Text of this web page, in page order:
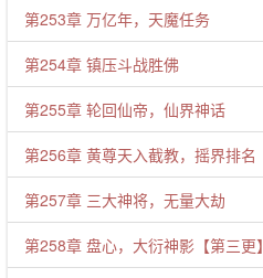
第253章 万亿年，天魔任务
第254章 镇压斗战胜佛
第255章 轮回仙帝，仙界神话
第256章 黄尊天入截教，摇界排名
第257章 三大神将，无量大劫
第258章 盘心，大衍神影【第三更】